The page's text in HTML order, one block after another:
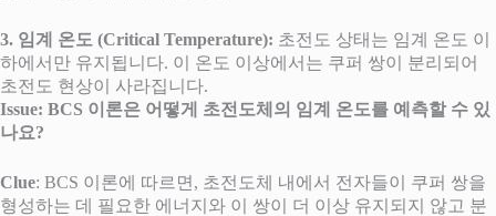
3. 임계 온도 (Critical Temperature): 초전도 상태는 임계 온도 이
하에서만 유지됩니다. 이 온도 이상에서는 쿠퍼 쌍이 분리되어
초전도 현상이 사라집니다.
Issue: BCS 이론은 어떻게 초전도체의 임계 온도를 예측할 수 있
나요?
Clue: BCS 이론에 따르면, 초전도체 내에서 전자들이 쿠퍼 쌍을
형성하는 데 필요한 에너지와 이 쌍이 더 이상 유지되지 않고 분